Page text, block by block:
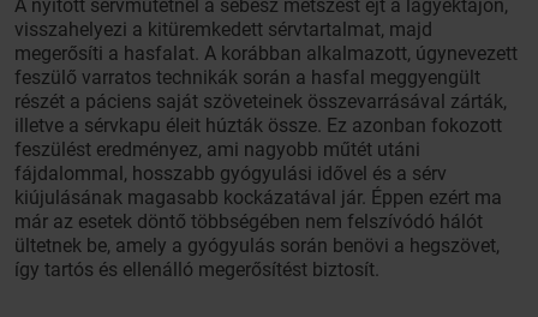
A nyitott sérvműtétnél a sebész metszést ejt a lágyéktájon,
visszahelyezi a kitüremkedett sérvtartalmat, majd
megerősíti a hasfalat. A korábban alkalmazott, úgynevezett
feszülő varratos technikák során a hasfal meggyengült
részét a páciens saját szöveteinek összevarrásával zárták,
illetve a sérvkapu éleit húzták össze. Ez azonban fokozott
feszülést eredményez, ami nagyobb műtét utáni
fájdalommal, hosszabb gyógyulási idővel és a sérv
kiújulásának magasabb kockázatával jár. Éppen ezért ma
már az esetek döntő többségében nem felszívódó hálót
ültetnek be, amely a gyógyulás során benövi a hegszövet,
így tartós és ellenálló megerősítést biztosít.